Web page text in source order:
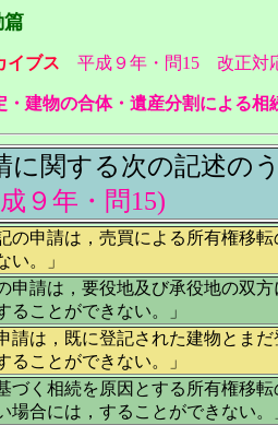
イブス 平成９年・問15 改正対
・建物の合体・遺産分割による相
に関する次の記述の
９年・問15)
の申請は，売買による所有権移
い。」
申請は，要役地及び承役地の双
ることができない。」
請は，既に登記された建物とま
ることができない。」
づく相続を原因とする所有権移
場合には，することができない。